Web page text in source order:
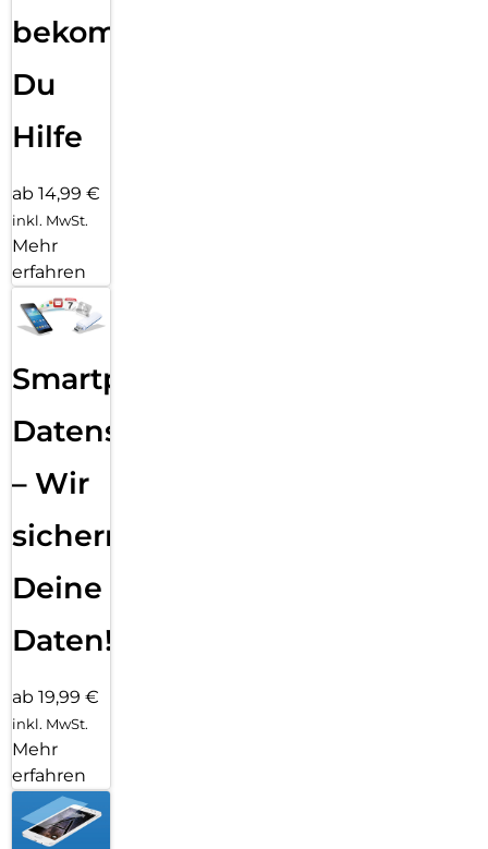
bekommst
Du
Hilfe
ab 14,99 €
inkl. MwSt.
Mehr
erfahren
Smartphone
Datensicherung
– Wir
sichern
Deine
Daten!
ab 19,99 €
inkl. MwSt.
Mehr
erfahren